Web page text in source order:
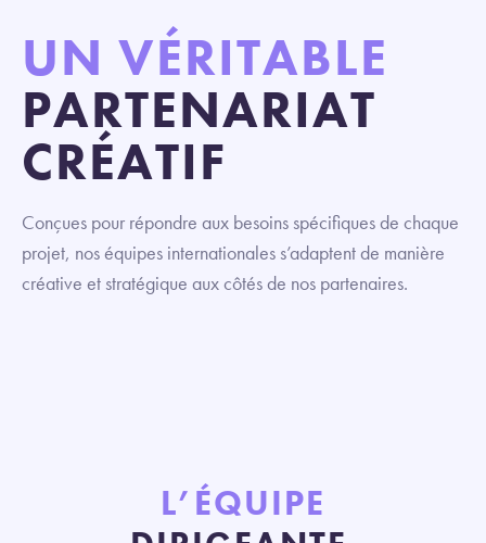
UN VÉRITABLE
PARTENARIAT
CRÉATIF
Conçues pour répondre aux besoins spécifiques de chaque
projet, nos équipes internationales s’adaptent de manière
créative et stratégique aux côtés de nos partenaires.
L’ÉQUIPE